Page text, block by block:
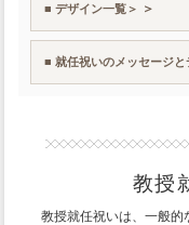
■ デザイン一覧＞
■ 就任祝いのメッセージと
教授
教授就任祝いは、一般